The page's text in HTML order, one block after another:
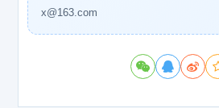
x@163.com